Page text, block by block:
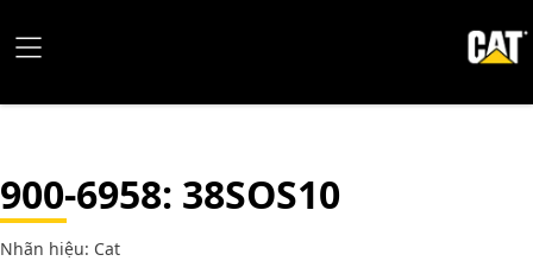
900-6958: 38SOS10
Nhãn hiệu: Cat